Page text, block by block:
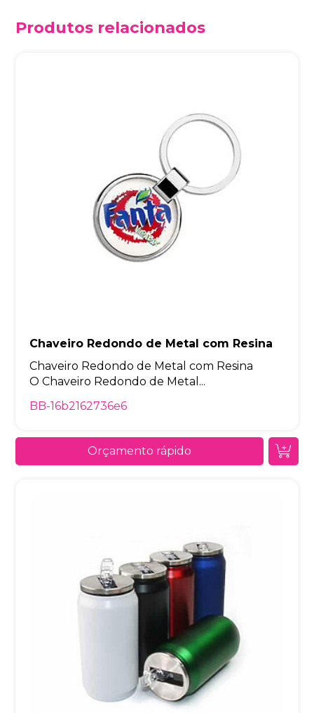
Produtos relacionados
Chaveiro Redondo de Metal com Resina
Chaveiro Redondo de Metal com Resina
O Chaveiro Redondo de Metal...
BB-16b2162736e6
Orçamento rápido